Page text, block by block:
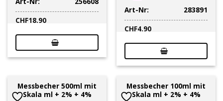
CHF18.90
Art-Nr:
283891
CHF4.90
Messbecher 500ml mit
Skala ml + 2% + 4%
Messbecher 100ml mit
Skala ml + 2% + 4%